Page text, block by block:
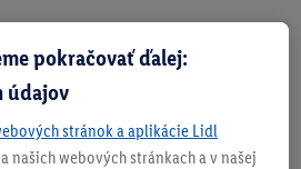
pokračovať ďalej:
údajov
stránok a aplikácie Lidl
našich webových stránkach a v našej